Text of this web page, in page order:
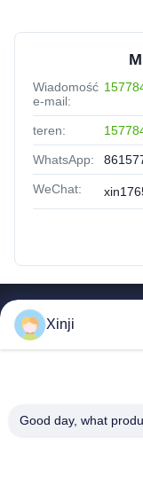
Wiadomość
e-mail:
teren:
WhatsApp:
WeChat:
Xinji
Good day, what